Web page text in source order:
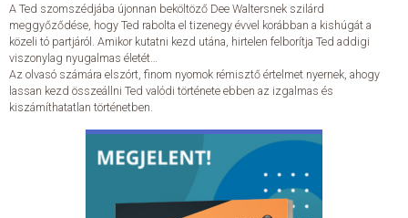
A Ted szomszédjába újonnan beköltöző Dee Waltersnek szilárd
meggyőződése, hogy Ted rabolta el tizenegy évvel korábban a kishúgát a
közeli tó partjáról. Amikor kutatni kezd utána, hirtelen felborítja Ted addigi
viszonylag nyugalmas életét…
Az olvasó számára elszórt, finom nyomok rémisztő értelmet nyernek, ahogy
lassan kezd összeállni Ted valódi története ebben az izgalmas és
kiszámíthatatlan történetben.